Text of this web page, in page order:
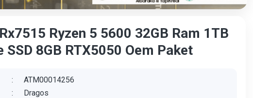
Ryzen 5 5600 32GB Ram 1TB
SSD 8GB RTX5050 Oem Paket
:
ATM00014256
:
Dragos